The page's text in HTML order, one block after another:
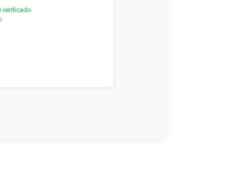
verificado